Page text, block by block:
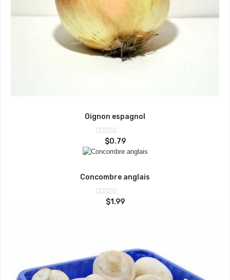
Oignon espagnol
Note
sur
5
$0.79
Concombre anglais
Note
sur
$1.99